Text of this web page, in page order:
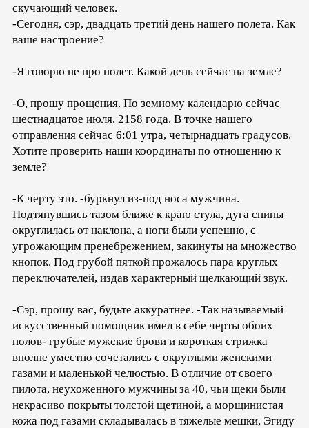
скучающий человек.
-Сегодня, сэр, двадцать третий день нашего полета. Как
ваше настроение?
-Я говорю не про полет. Какой день сейчас на земле?
-О, прошу прощения. По земному календарю сейчас
шестнадцатое июля, 2158 года. В точке нашего
отправления сейчас 6:01 утра, четырнадцать градусов.
Хотите проверить наши координаты по отношению к
земле?
-К черту это. -буркнул из-под носа мужчина.
Подтянувшись тазом ближе к краю стула, дуга спины
округлилась от наклона, а ноги были успешно, с
угрожающим пренебрежением, закинуты на множество
кнопок. Под грубой пяткой прожалось пара круглых
переключателей, издав характерный щелкающий звук.
-Сэр, прошу вас, будьте аккуратнее. -Так называемый
искусственный помощник имел в себе черты обоих
полов- грубые мужские брови и короткая стрижка
вполне уместно сочетались с округлыми женскими
газами и маленькой челюстью. В отличие от своего
пилота, неухоженного мужчины за 40, чьи щеки были
некрасиво покрыты толстой щетиной, а морщинистая
кожа под газами складывалась в тяжелые мешки, Эгиду